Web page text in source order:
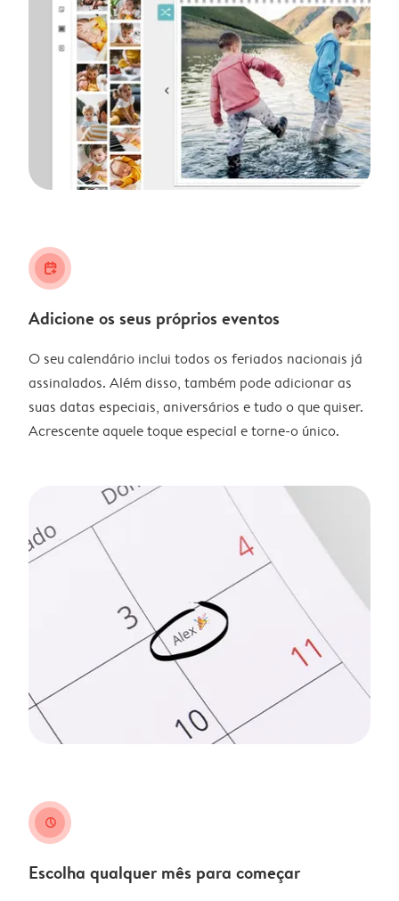
calendar_plus
Adicione os seus próprios eventos
O seu calendário inclui todos os feriados nacionais já
assinalados. Além disso, também pode adicionar as
suas datas especiais, aniversários e tudo o que quiser.
Acrescente aquele toque especial e torne-o único.
clock
Escolha qualquer mês para começar